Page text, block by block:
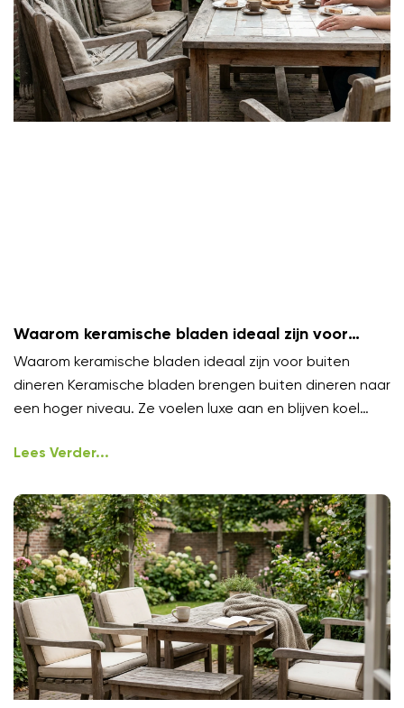
Waarom keramische bladen ideaal zijn voor
buiten dineren
Waarom keramische bladen ideaal zijn voor buiten
dineren Keramische bladen brengen buiten dineren naar
een hoger niveau. Ze voelen luxe aan en blijven koel
Lees Verder...